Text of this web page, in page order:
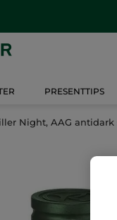
PRESENTTIPS
Night, AAG